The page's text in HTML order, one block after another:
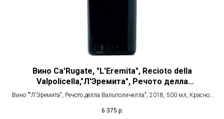
Вино Ca'Rugate, "L'Eremita", Recioto della
Valpolicella,"Л'Эремита", Речото делла
Вальполичелла
Вино ""Л'Эремита", Речото делла Вальполичелла", 2018, 500 мл, Красное
6 375 р.